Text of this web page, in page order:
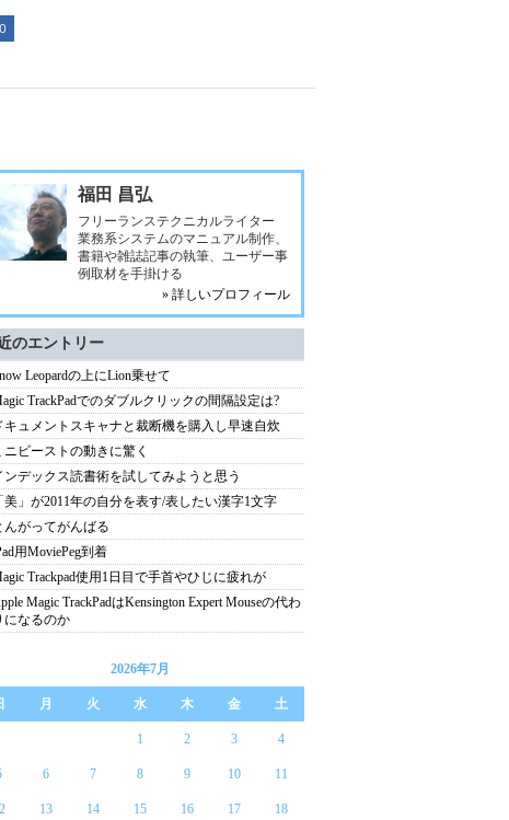
福田 昌弘
フリーランステクニカルライター
業務系システムのマニュアル制作、
書籍や雑誌記事の執筆、ユーザー事
例取材を手掛ける
» 詳しいプロフィール
のエントリー
Leopardの上にLion乗せて
TrackPadでのダブルクリックの間隔設定は?
キュメントスキャナと裁断機を購入し早速自炊
ニビーストの動きに驚く
ンデックス読書術を試してみようと思う
「美」が2011年の自分を表す/表したい漢字1文字
んがってがんばる
用MoviePeg到着
Trackpad使用1日目で手首やひじに疲れが
Magic TrackPadはKensington Expert Mouseの代わ
になるのか
2026年7月
月 火 水 木 金 土
1 2 3 4
6 7 8 9 10 11
13 14 15 16 17 18